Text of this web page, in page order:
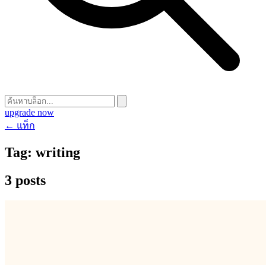
upgrade now
← แท็ก
Tag: writing
3 posts